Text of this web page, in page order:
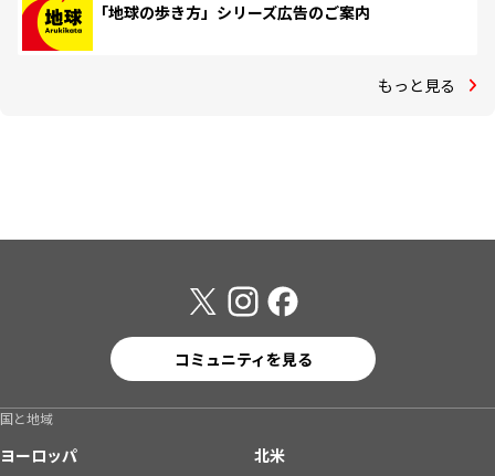
「地球の歩き方」シリーズ広告のご案内
もっと見る
コミュニティを見る
国と地域
ヨーロッパ
北米